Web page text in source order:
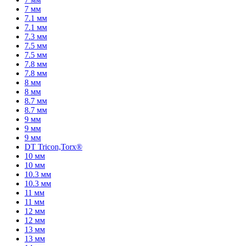
7 мм
7.1 мм
7.1 мм
7.3 мм
7.5 мм
7.5 мм
7.8 мм
7.8 мм
8 мм
8 мм
8.7 мм
8.7 мм
9 мм
9 мм
9 мм
DT Tricon,Torx®
10 мм
10 мм
10.3 мм
10.3 мм
11 мм
11 мм
12 мм
12 мм
13 мм
13 мм